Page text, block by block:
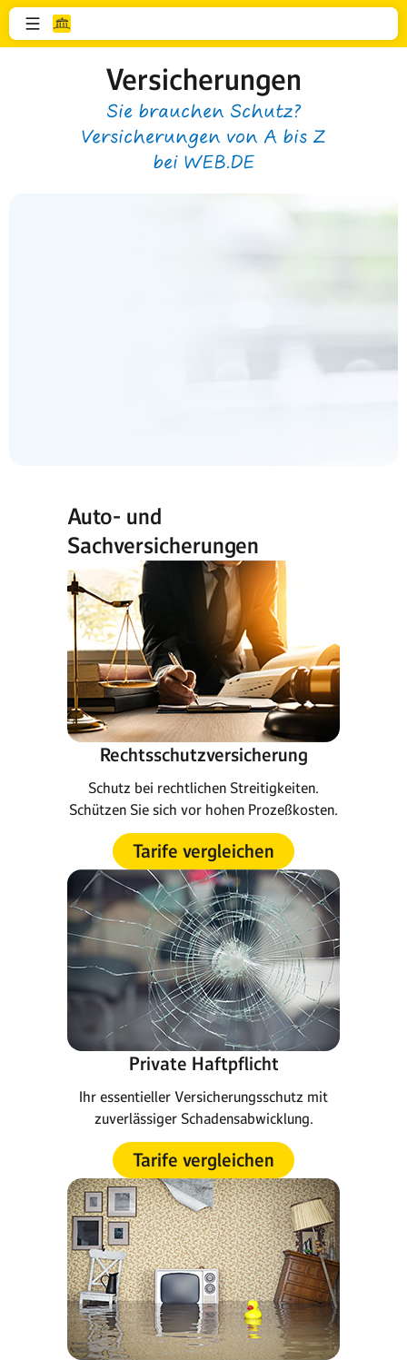
Versicherungen
Sie brauchen Schutz?
Versicherungen von A bis Z
bei WEB.DE
Auto- und
Sachversicherungen
Rechtsschutzversicherung
Schutz bei rechtlichen Streitigkeiten.
Schützen Sie sich vor hohen Prozeßkosten.
Tarife vergleichen
Private Haftpflicht
Ihr essentieller Versicherungsschutz mit
zuverlässiger Schadensabwicklung.
Tarife vergleichen